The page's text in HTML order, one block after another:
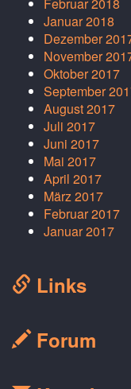
Januar 2018
Dezember
November
Oktober 2017
September
August 2017
Juli 2017
Juni 2017
Mai 2017
April 2017
März 2017
Februar 2017
Januar 2017
Links
Forum